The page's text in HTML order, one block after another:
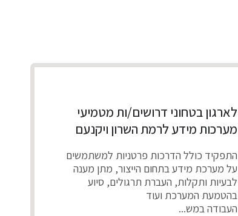
לארגון בטחוני דרושים/ות מטמיעי
מערכות מידע לרמת השרון ויקנעם
התפקיד כולל הדרכות פרטניות למשתמשים
על מערכת מידע בתחום הייצור, מתן מענה
לבעיות ותקלות, העברת תרגולים, סיוע
בהטמעת המערכת ועוד
העבודה במש...